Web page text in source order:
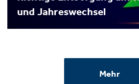
und Jahreswechsel
Mehr